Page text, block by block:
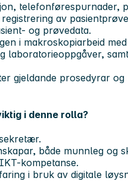
telefonførespurnader,
av
og prøvedata.
i makroskopiarbeid
laboratorieoppgåver,
gjeldande prosedyrar
i denne rolla?
både munnleg og
kompetanse.
i bruk av digitale